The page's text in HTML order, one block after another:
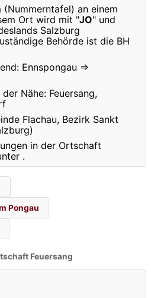
(Nummerntafel) an einem
Ort wird mit "JO" und
Salzburg
Behörde ist die BH
Ennspongau ⇒
Nähe: Feuersang,
Flachau, Bezirk Sankt
in der Ortschaft
.
Pongau
Feuersang